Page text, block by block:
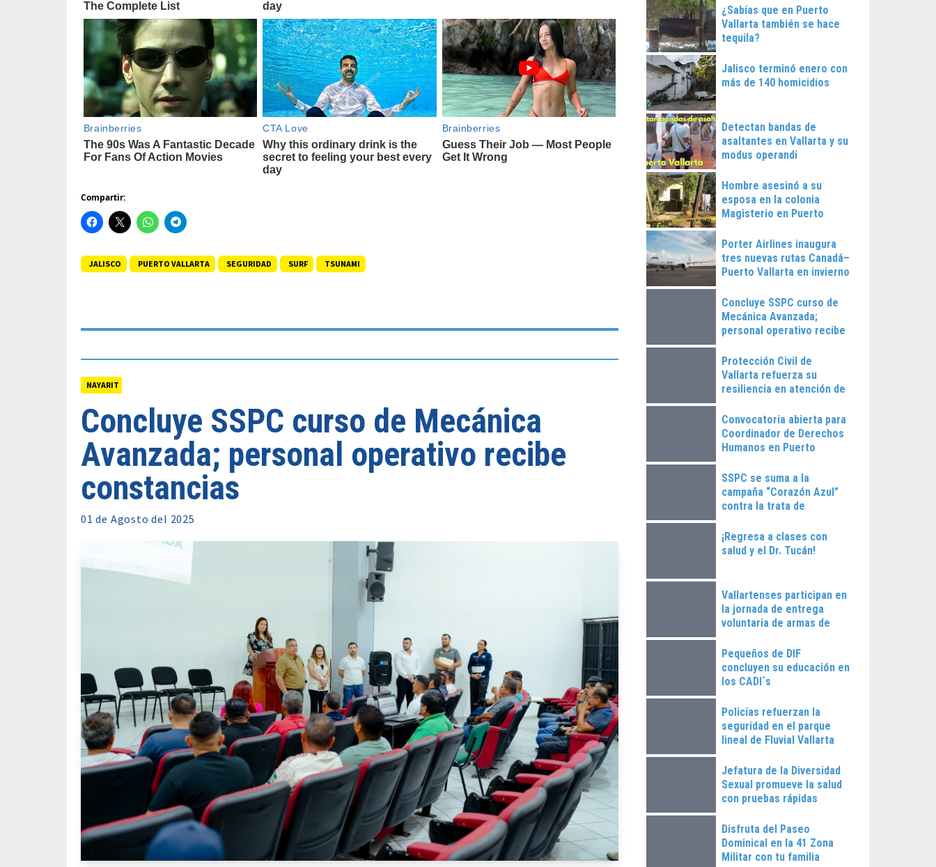
Compartir:
JALISCO PUERTO VALLARTA SEGURIDAD SURF TSUNAMI
NAYARIT
Concluye SSPC curso de Mecánica
Avanzada; personal operativo recibe
constancias
01 de Agosto del 2025
¿Sabías que en Puerto
Vallarta también se hace
tequila?
Jalisco terminó enero con
más de 140 homicidios
Detectan bandas de
asaltantes en Vallarta y su
modus operandi
Hombre asesinó a su
esposa en la colonia
Magisterio en Puerto
Porter Airlines inaugura
tres nuevas rutas Canadá–
Puerto Vallarta en invierno
Concluye SSPC curso de
Mecánica Avanzada;
personal operativo recibe
Protección Civil de
Vallarta refuerza su
resiliencia en atención de
Convocatoria abierta para
Coordinador de Derechos
Humanos en Puerto
SSPC se suma a la
campaña “Corazón Azul”
contra la trata de
¡Regresa a clases con
salud y el Dr. Tucán!
Vallartenses participan en
la jornada de entrega
voluntaria de armas de
Pequeños de DIF
concluyen su educación en
los CADI´s
Policías refuerzan la
seguridad en el parque
lineal de Fluvial Vallarta
Jefatura de la Diversidad
Sexual promueve la salud
con pruebas rápidas
Disfruta del Paseo
Dominical en la 41 Zona
Militar con tu familia